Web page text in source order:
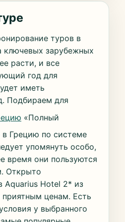
туров в
ключевых зарубежных
расти, и все
год для
иметь
Подбираем для
«Полный
в Грецию по системе
упомянуть особо,
время они пользуются
Открыто
Aquarius Hotel 2* из
приятным ценам. Есть
у выбранного